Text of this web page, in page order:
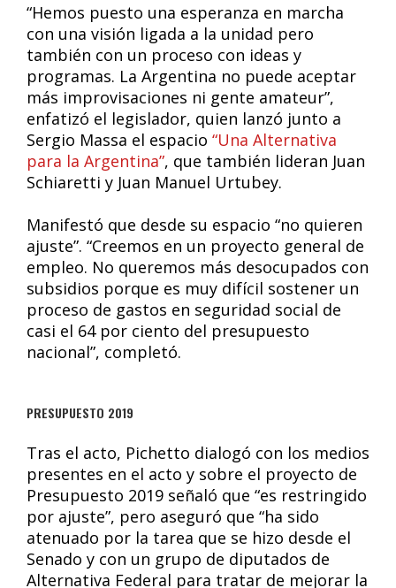
“Hemos puesto una esperanza en marcha
con una visión ligada a la unidad pero
también con un proceso con ideas y
programas. La Argentina no puede aceptar
más improvisaciones ni gente amateur”,
enfatizó el legislador, quien lanzó junto a
Sergio Massa el espacio “Una Alternativa
para la Argentina”, que también lideran Juan
Schiaretti y Juan Manuel Urtubey.
Manifestó que desde su espacio “no quieren
ajuste”. “Creemos en un proyecto general de
empleo. No queremos más desocupados con
subsidios porque es muy difícil sostener un
proceso de gastos en seguridad social de
casi el 64 por ciento del presupuesto
nacional”, completó.
PRESUPUESTO 2019
Tras el acto, Pichetto dialogó con los medios
presentes en el acto y sobre el proyecto de
Presupuesto 2019 señaló que “es restringido
por ajuste”, pero aseguró que “ha sido
atenuado por la tarea que se hizo desde el
Senado y con un grupo de diputados de
Alternativa Federal para tratar de mejorar la